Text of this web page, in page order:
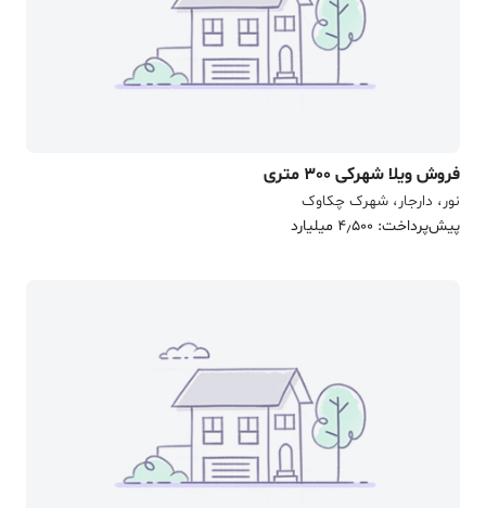
فروش ویلا شهرکی 300 متری
نور، دارجار، شهرک چکاوک
پیش‌پرداخت: 4٫500 میلیارد